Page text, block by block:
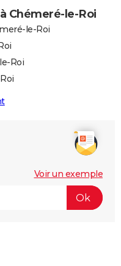
Chémeré-le-Roi
le-Roi
Roi
Voir un exemple